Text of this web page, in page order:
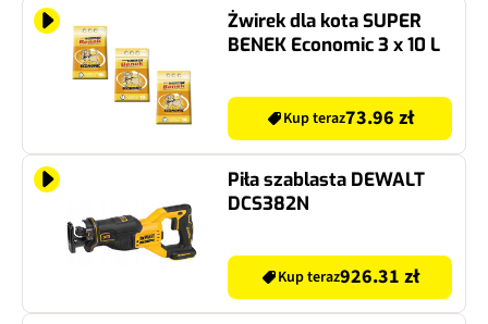
Żwirek dla kota SUPER
BENEK Economic 3 x 10 L
Kup teraz73.96 zł
Piła szablasta DEWALT
DCS382N
Kup teraz926.31 zł